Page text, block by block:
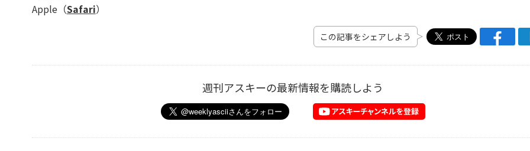
Apple（Safari）
この記事をシェアしよう
週刊アスキーの最新情報を購読しよう